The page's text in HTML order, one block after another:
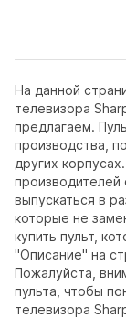
На данной
телевизора
предлагаем.
производства,
других
выпускаться в
которые не
купить пульт,
"Описание" на
Пожалуйста,
пульта, чтобы
телевизора